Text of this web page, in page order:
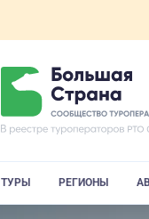
ТУРЫ РЕГИОНЫ